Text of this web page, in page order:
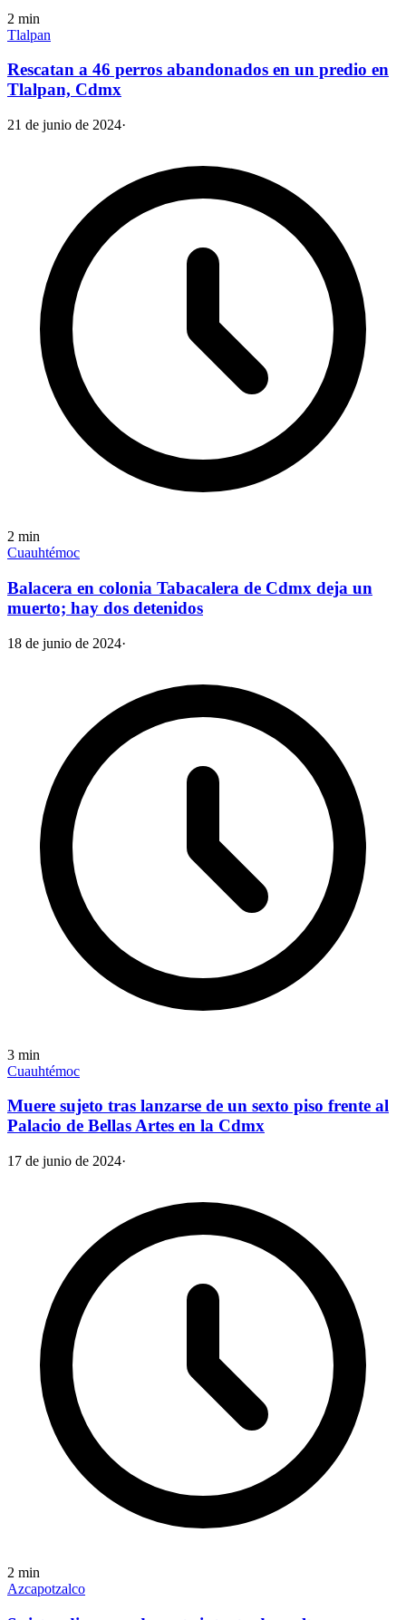
2 min
Tlalpan
Rescatan a 46 perros abandonados en un predio en
Tlalpan, Cdmx
21 de junio de 2024·
2 min
Cuauhtémoc
Balacera en colonia Tabacalera de Cdmx deja un
muerto; hay dos detenidos
18 de junio de 2024·
3 min
Cuauhtémoc
Muere sujeto tras lanzarse de un sexto piso frente al
Palacio de Bellas Artes en la Cdmx
17 de junio de 2024·
2 min
Azcapotzalco